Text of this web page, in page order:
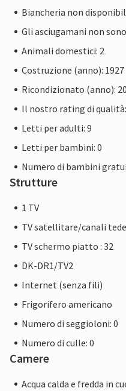
Biancheria non
Gli asciugamani non
Animali domestici: 2
Costruzione (anno): 1927
Ricondizionato (anno):
Il nostro rating di
Letti per adulti: 9
Letti per bambini: 0
Numero di bambini
Strutture
1 TV
TV satellitare/canali
TV schermo piatto : 32
DK-DR1/TV2
Internet (senza fili)
Frigorifero americano
Numero di seggioloni: 0
Numero di culle: 0
Camere
Acqua calda e fredda in